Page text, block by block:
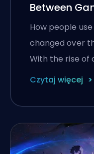
Between
How people
changed over
With the rise of
Czytaj więcej